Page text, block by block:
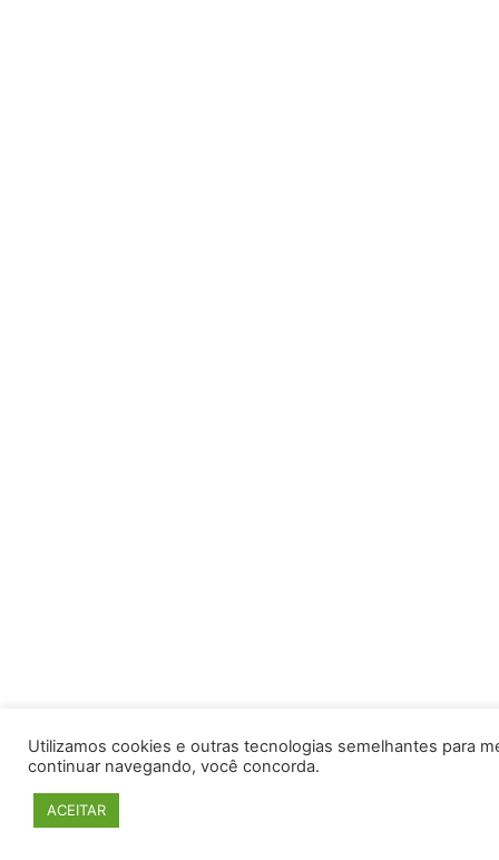
Utilizamos cookies e outras tecnologias semelhantes para
continuar navegando, você concorda.
ACEITAR